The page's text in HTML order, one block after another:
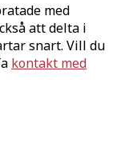
med
att delta i
snart. Vill du
kontakt med